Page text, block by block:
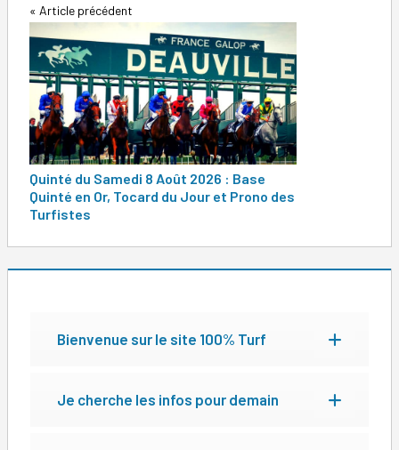
Navigation
de
l’article
Article précédent
Quinté du Samedi 8 Août 2026 : Base
Quinté en Or, Tocard du Jour et Prono des
Turfistes
Bienvenue sur le site 100% Turf
Je cherche les infos pour demain